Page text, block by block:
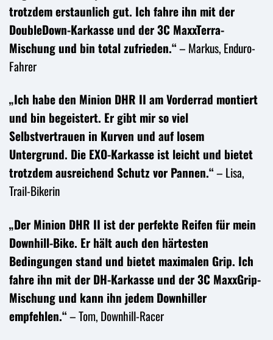
trotzdem erstaunlich gut. Ich fahre ihn mit der
DoubleDown-Karkasse und der 3C MaxxTerra-
Mischung und bin total zufrieden.“– Markus, Enduro-
Fahrer
„Ich habe den Minion DHR II am Vorderrad montiert
und bin begeistert. Er gibt mir so viel
Selbstvertrauen in Kurven und auf losem
Untergrund. Die EXO-Karkasse ist leicht und bietet
trotzdem ausreichend Schutz vor Pannen.“– Lisa,
Trail-Bikerin
„Der Minion DHR II ist der perfekte Reifen für mein
Downhill-Bike. Er hält auch den härtesten
Bedingungen stand und bietet maximalen Grip. Ich
fahre ihn mit der DH-Karkasse und der 3C MaxxGrip-
Mischung und kann ihn jedem Downhiller
empfehlen.“– Tom, Downhill-Racer